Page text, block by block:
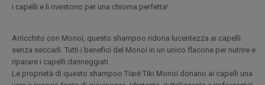
i capelli e li rivestono per una chioma perfetta!
Arricchito con Monoï, questo shampoo ridona lucentezza ai capelli
senza seccarli. Tutti i benefici del Monoï in un unico flacone per nutrire e
riparare i capelli danneggiati.
Le proprietà di questo shampoo Tiaré Tiki Monoï donano ai capelli una